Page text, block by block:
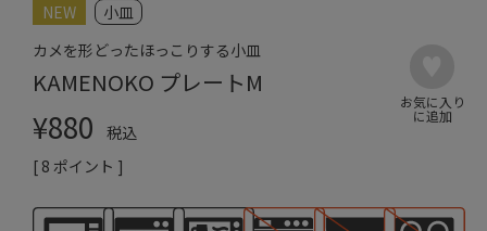
NEW
小皿
カメを形どったほっこりする小皿
KAMENOKO プレートM
¥880
税込
[ 8 ポイント ]